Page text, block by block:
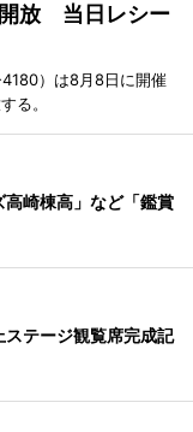
開放 当日レシー
）は8月8日に開催
る。
崎棟高」など「鑑賞
テージ観覧席完成記